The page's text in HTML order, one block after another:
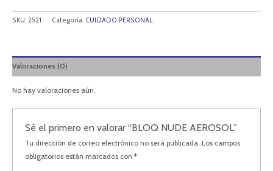
SKU: 2521 Categoría: CUIDADO PERSONAL
Valoraciones (0)
No hay valoraciones aún.
Sé el primero en valorar “BLOQ NUDE AEROSOL”
Tu dirección de correo electrónico no será publicada. Los campos
obligatorios están marcados con*